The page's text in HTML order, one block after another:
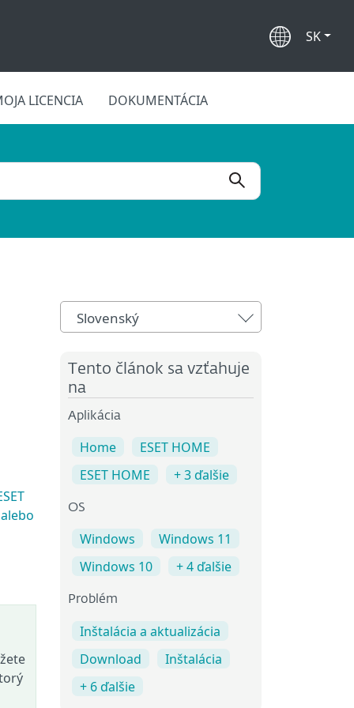
SK
LICENCIA DOKUMENTÁCIA
Slovenský
Tento článok sa vzťahuje
na
Aplikácia
Home
ESET HOME
ESET HOME
+ 3 ďalšie
OS
Windows
Windows 11
Windows 10
+ 4 ďalšie
Problém
Inštalácia a aktualizácia
Download
Inštalácia
+ 6 ďalšie